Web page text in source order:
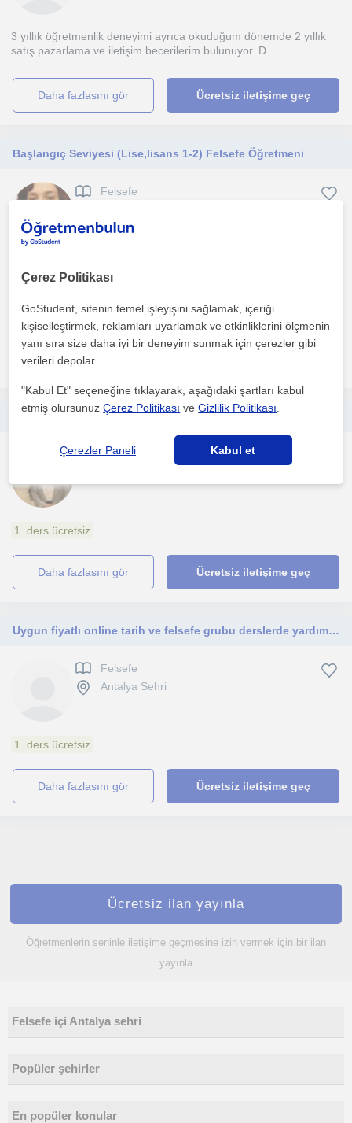
3 yıllık öğretmenlik deneyimi ayrıca okuduğum dönemde 2 yıllık
satış pazarlama ve iletişim becerilerim bulunuyor. D...
daha fazlasını gör Ücretsiz iletişime geç
Başlangıç Seviyesi (Lise,lisans 1-2) Felsefe Öğretmeni
Felsefe
anlamak ve basarili olmak isteyen lise öğrenciler...
1. ders ücretsiz
daha fazlasını gör
Felsefe
1. ders ücretsiz
daha fazlasını gör Ücretsiz iletişime geç
Uygun fiyatlı online tarih ve felsefe grubu derslerde yardımcı olurum
Felsefe
Antalya Sehri
1. ders ücretsiz
daha fazlasını gör Ücretsiz iletişime geç
Ücretsiz ilan yayınla
Öğretmenlerin seninle iletişime geçmesine izin vermek için bir ilan
yayınla
Felsefe içi Antalya sehri
Popüler şehirler
En popüler konular
Çerez Politikası
GoStudent, sitenin temel işleyişini sağlamak, içeriği
kişiselleştirmek, reklamları uyarlamak ve etkinliklerini ölçmenin
yanı sıra size daha iyi bir deneyim sunmak için çerezler gibi
verileri depolar.
"Kabul Et" seçeneğine tıklayarak, aşağıdaki şartları kabul
etmiş olursunuzÇerez Politikası veGizlilik Politikası
Çerezler Paneli Kabul et